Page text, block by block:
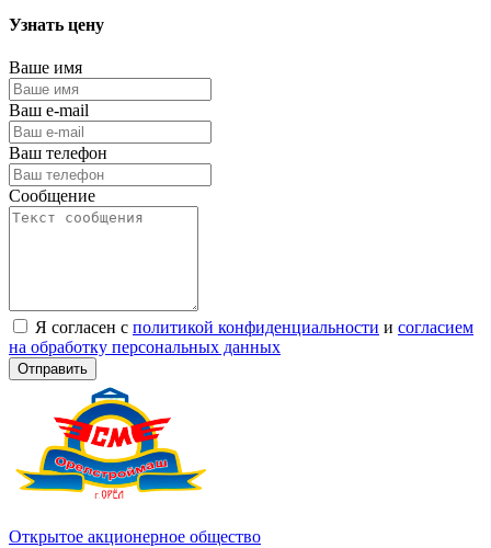
Узнать цену
Ваше имя
Ваш e-mail
Ваш телефон
Сообщение
Я согласен с политикой конфиденциальности и согласием
на обработку персональных данных
Отправить
Открытое акционерное общество